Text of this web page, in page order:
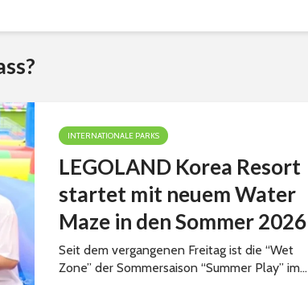
INTERNATIONALE PARKS
LEGOLAND Korea Resort
startet mit neuem Water
Maze in den Sommer 2026
Seit dem vergangenen Freitag ist die “Wet
Zone” der Sommersaison “Summer Play” im...